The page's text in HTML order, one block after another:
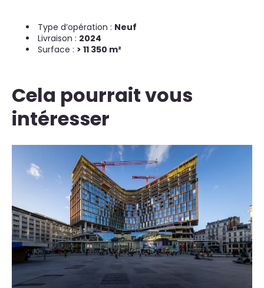
Type d’opération : Neuf
Livraison : 2024
Surface : > 11 350 m²
Cela pourrait vous
intéresser